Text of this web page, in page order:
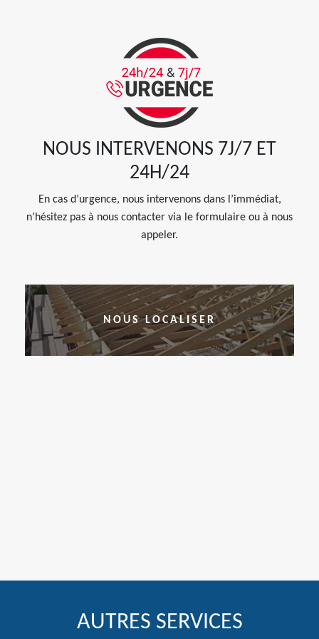
NOUS INTERVENONS 7J/7 ET
24H/24
En cas d’urgence, nous intervenons dans l’immédiat,
n’hésitez pas à nous contacter via le formulaire ou à nous
appeler.
NOUS LOCALISER
AUTRES SERVICES